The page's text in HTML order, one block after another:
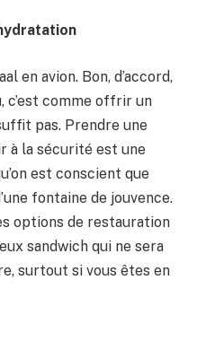
en avion. Bon, d’accord,
c’est comme offrir un
pas. Prendre une
à la sécurité est une
est conscient que
fontaine de jouvence.
options de restauration
sandwich qui ne sera
surtout si vous êtes en